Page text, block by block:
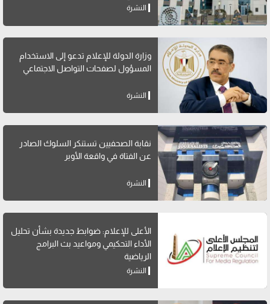
النشرة
وزارة الدولة للإعلام تدعو إلى الاستخدام
المسؤول لصفحات التواصل الاجتماعي
النشرة
نقابة الصحفيين تستنكر السلوك الصادر
عن الفتاة في واقعة الأوبر
النشرة
الأعلى للإعلام: ضوابط جديدة بشأن تحليل
الأداء التحكيمي ومواعيد بث البرامج
الرياضية
النشرة